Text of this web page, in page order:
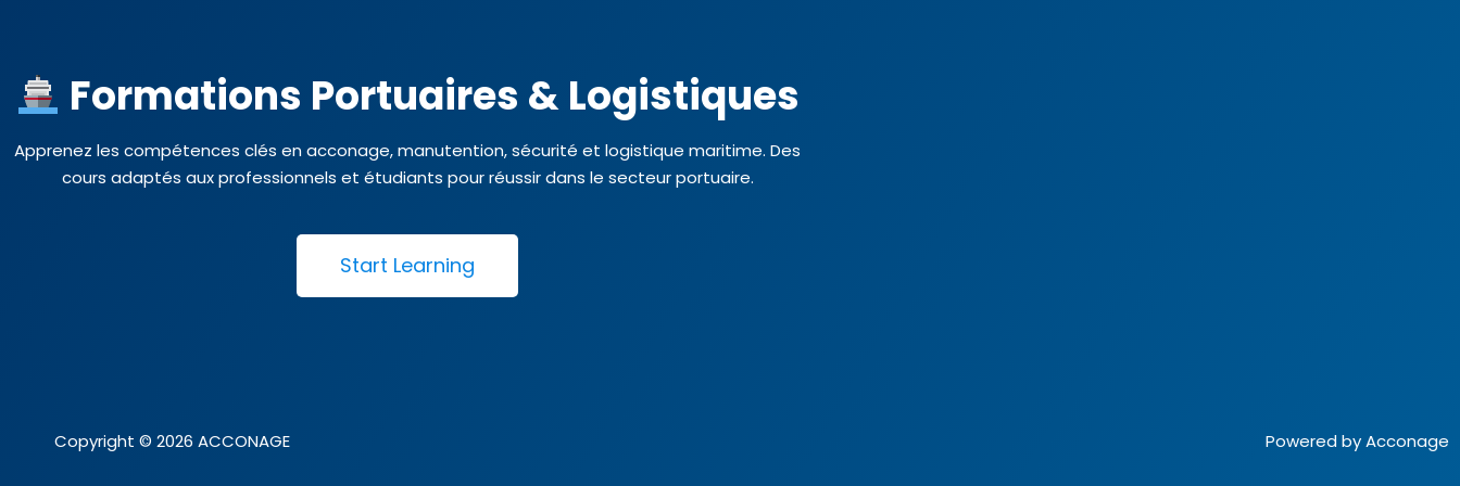
Formations Portuaires & Logistiques
Apprenez les compétences clés en acconage, manutention, sécurité et logistique maritime. Des
cours adaptés aux professionnels et étudiants pour réussir dans le secteur portuaire.
Start Learning
Copyright © 2026 ACCONAGE Powered by Acconage